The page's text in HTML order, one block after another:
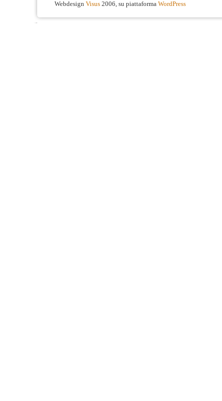
Webdesign Visus 2006, su piattaforma WordPress